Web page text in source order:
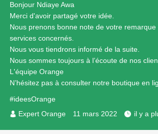
Bonjour Ndiaye Awa
Merci d'avoir partagé votre idée.
Nous prenons bonne note de votre
services concernés.
Nous vous tiendrons informé de la suite.
Nous sommes toujours à l’écoute de nos
L'équipe Orange
N’hésitez pas à consulter notre boutique en
#ideesOrange
Expert Orange
11 mars 2022 il y a